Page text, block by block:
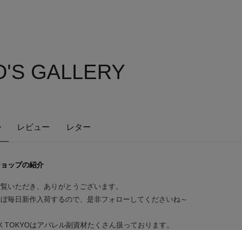
GALLERY
レビュー レター
ップの紹介
覧いただき、ありがとうございます。
毎日新作入荷するので、是非フォローしてくださいね～
TOKYOはアパレル副資材たくさん扱っております。